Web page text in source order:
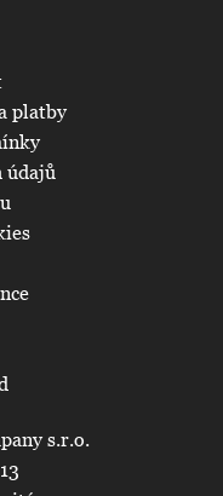
s.r.o.
platby
údajů